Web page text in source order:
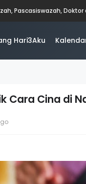
Pascasiswazah,
Hari3Aku
Cara Cina di